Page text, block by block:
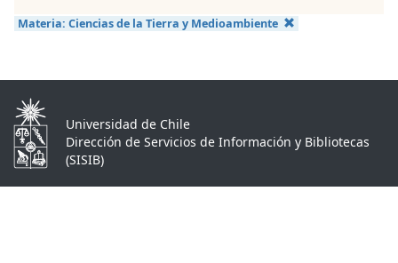
Materia: Ciencias de la Tierra y Medioambiente
Universidad de Chile
Dirección de Servicios de Información y Bibliotecas
(SISIB)